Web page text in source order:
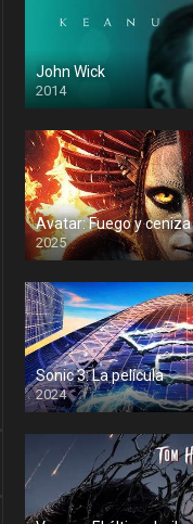
John Wick
2014
Avatar: Fuego y ceniza
2025
Sonic 3: La película
2024